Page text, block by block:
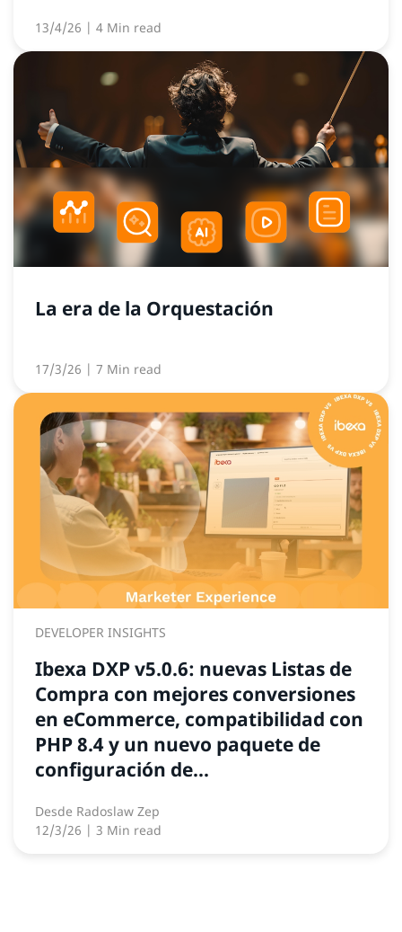
13/4/26 | 4 Min read
La era de la Orquestación
17/3/26 | 7 Min read
DEVELOPER INSIGHTS
Ibexa DXP v5.0.6: nuevas Listas de
Compra con mejores conversiones
en eCommerce, compatibilidad con
PHP 8.4 y un nuevo paquete de
configuración de...
Desde Radoslaw Zep
12/3/26 | 3 Min read